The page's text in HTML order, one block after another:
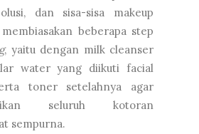
dan sisa-sisa makeup
beberapa step
, yaitu dengan milk cleanser
water yang diikuti facial
toner setelahnya agar
seluruh kotoran
sempurna.